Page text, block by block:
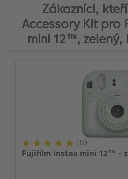
Zákazníci,
Accessory Kit pro
mini 12™,
(1x)
Fujifilm instax mini 12™ -